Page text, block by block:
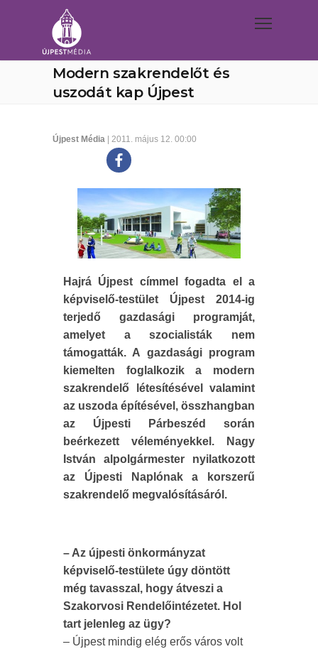
Modern szakrendelőt és
uszodát kap Újpest
Újpest Média | 2011. május 12. 00:00
Hajrá Újpest címmel fogadta el a
képviselő-testület Újpest 2014-ig
terjedő gazdasági programját,
amelyet a szocialisták nem
támogatták. A gazdasági program
kiemelten foglalkozik a modern
szakrendelő létesítésével valamint
az uszoda építésével, összhangban
az Újpesti Párbeszéd során
beérkezett véleményekkel. Nagy
István alpolgármester nyilatkozott
az Újpesti Naplónak a korszerű
szakrendelő megvalósításáról.
– Az újpesti önkormányzat
képviselő-testülete úgy döntött
még tavasszal, hogy átveszi a
Szakorvosi Rendelőintézetet. Hol
tart jelenleg az ügy?
– Újpest mindig elég erős város volt